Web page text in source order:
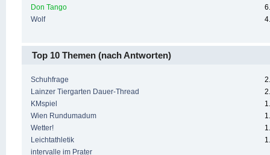
Don Tango
Wolf
Top 10 Themen (nach Antworten)
Schuhfrage
Lainzer Tiergarten Dauer-Thread
KMspiel
Wien Rundumadum
Wetter!
Leichtathletik
intervalle im Prater